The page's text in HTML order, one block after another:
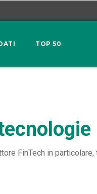
TOP 50
FinTech in